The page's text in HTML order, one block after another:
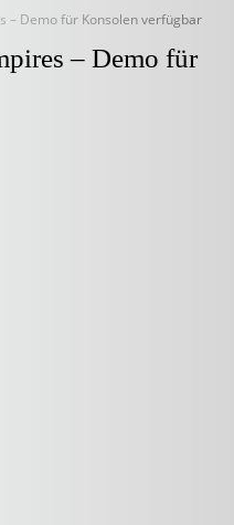
– Demo für Konsolen verfügbar
– Demo für